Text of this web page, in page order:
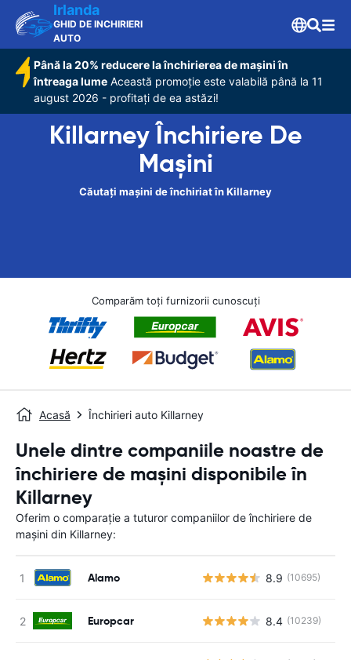
Irlanda
GHID DE INCHIRIERI
AUTO
Până la 20% reducere la închirierea de mașini în
întreaga lume Această promoție este valabilă până la 11
august 2026 - profitați de ea astăzi!
Killarney Închiriere De
Maşini
Căutați mașini de închiriat în Killarney
Comparăm toți furnizorii cunoscuți
Acasă Închirieri auto Killarney
Unele dintre companiile noastre de
închiriere de mașini disponibile în
Killarney
Oferim o comparație a tuturor companiilor de închiriere de
mașini din Killarney:
Alamo 8.9 (10695)
Europcar 8.4 (10239)